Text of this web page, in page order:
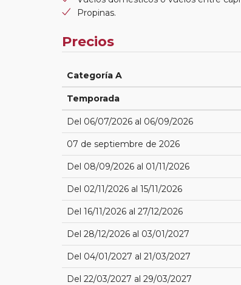
Propinas.
Precios
Categoría A
Temporada
Del 06/07/2026 al 06/09/2026
07 de septiembre de 2026
Del 08/09/2026 al 01/11/2026
Del 02/11/2026 al 15/11/2026
Del 16/11/2026 al 27/12/2026
Del 28/12/2026 al 03/01/2027
Del 04/01/2027 al 21/03/2027
Del 22/03/2027 al 29/03/2027